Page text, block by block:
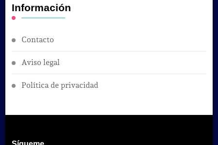
Información
Contacto
Aviso legal
Política de privacidad